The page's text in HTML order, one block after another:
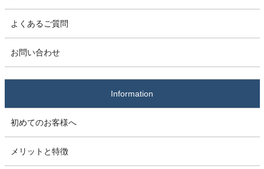
よくあるご質問
お問い合わせ
Information
初めてのお客様へ
メリットと特徴